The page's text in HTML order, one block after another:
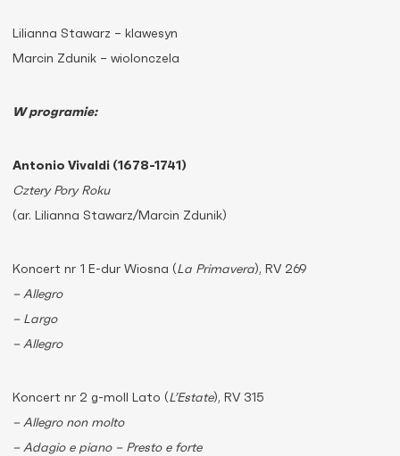
Lilianna Stawarz – klawesyn
Marcin Zdunik – wiolonczela
W programie:
Antonio Vivaldi (1678-1741)
Cztery Pory Roku
(ar. Lilianna Stawarz/Marcin Zdunik)
Koncert nr 1 E-dur Wiosna (La Primavera), RV 269
– Allegro
– Largo
– Allegro
Koncert nr 2 g-moll Lato (L’Estate), RV 315
– Allegro non molto
– Adagio e piano – Presto e forte